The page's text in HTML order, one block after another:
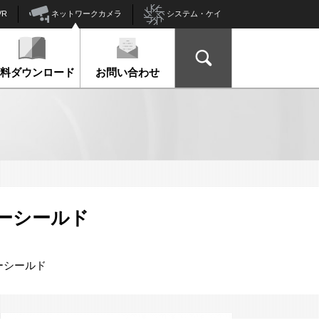
ネットワークカメラ システム・ケイ
ダウンロード お問い合わせ
シールド
ールド